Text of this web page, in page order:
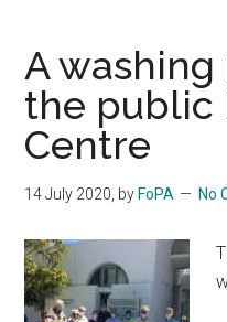
A
the public
Centre
14 July 2020, by FoPA No